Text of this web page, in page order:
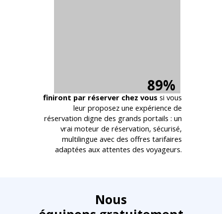
89%
finiront par réserver chez vous si vous
leur proposez une expérience de
réservation digne des grands portails : un
vrai moteur de réservation, sécurisé,
multilingue avec des offres tarifaires
adaptées aux attentes des voyageurs.
Nous